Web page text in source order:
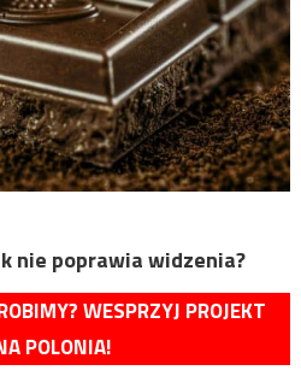
nie poprawia widzenia?
WESPRZYJ PROJEKT
POLONIA!